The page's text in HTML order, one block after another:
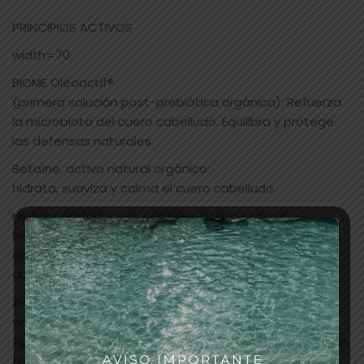
PRINCIPIOS ACTIVOS
width=70
BIOME Oléoactif®
(primera solución post-prebiótica orgánica): Refuerza
la microbiota del cuero cabelludo. Equilibra y protege
las defensas naturales.
Betaíne, activo natural orgánico:
hidrata, suaviza y calma el cuero cabelludo.
Hydra-comfort scalp complex, activo natural:
hidrata en profundidad y acondiciona y suaviza el
cabello. Reconforta pieles irritadas. Protección
duradera y envolvente.
APLICACIÓN
width=70
Aplicar en cabello y cuero cabelludo limpio, secado con
toalla. Dejar actuar 10 minutos. Aclarar.